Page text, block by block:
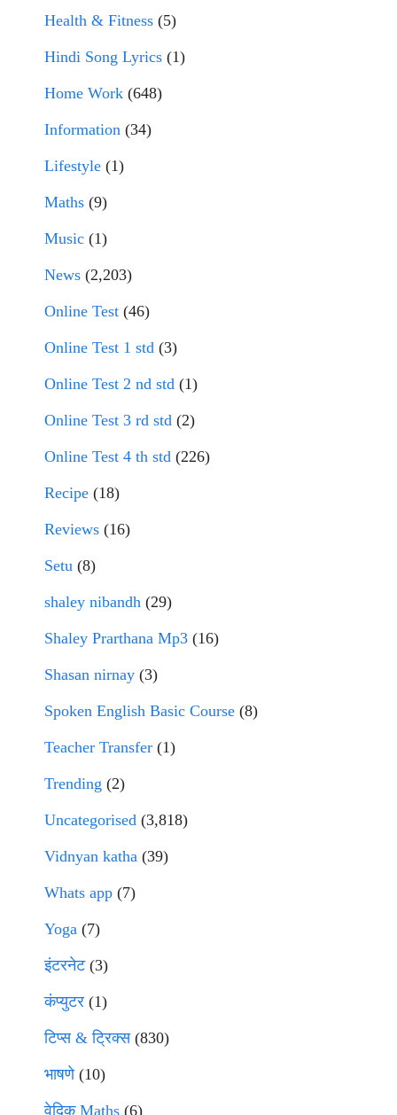
Health & Fitness (5)
Hindi Song Lyrics (1)
Home Work (648)
Information (34)
Lifestyle (1)
Maths (9)
Music (1)
News (2,203)
Online Test (46)
Online Test 1 std (3)
Online Test 2 nd std (1)
Online Test 3 rd std (2)
Online Test 4 th std (226)
Recipe (18)
Reviews (16)
Setu (8)
shaley nibandh (29)
Shaley Prarthana Mp3 (16)
Shasan nirnay (3)
Spoken English Basic Course (8)
Teacher Transfer (1)
Trending (2)
Uncategorised (3,818)
Vidnyan katha (39)
Whats app (7)
Yoga (7)
इंटरनेट(3)
कंप्युटर (1)
टिप्स & ट्रिक्स(830)
भाषणे(10)
वेदिक Maths (6)